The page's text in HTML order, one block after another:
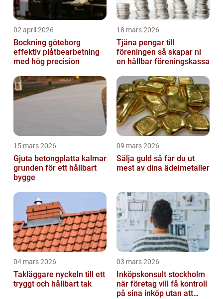
02 april 2026
Bockning göteborg
effektiv plåtbearbetning
med hög precision
18 mars 2026
Tjäna pengar till
föreningen så skapar ni
en hållbar föreningskassa
15 mars 2026
Gjuta betongplatta kalmar
grunden för ett hållbart
bygge
09 mars 2026
Sälja guld så får du ut
mest av dina ädelmetaller
04 mars 2026
Takläggare nyckeln till ett
tryggt och hållbart tak
03 mars 2026
Inköpskonsult stockholm
när företag vill få kontroll
på sina inköp utan att